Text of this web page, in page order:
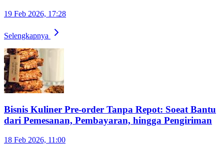
19 Feb 2026, 17:28
Selengkapnya
Bisnis Kuliner Pre-order Tanpa Repot: Soeat Bantu
dari Pemesanan, Pembayaran, hingga Pengiriman
18 Feb 2026, 11:00